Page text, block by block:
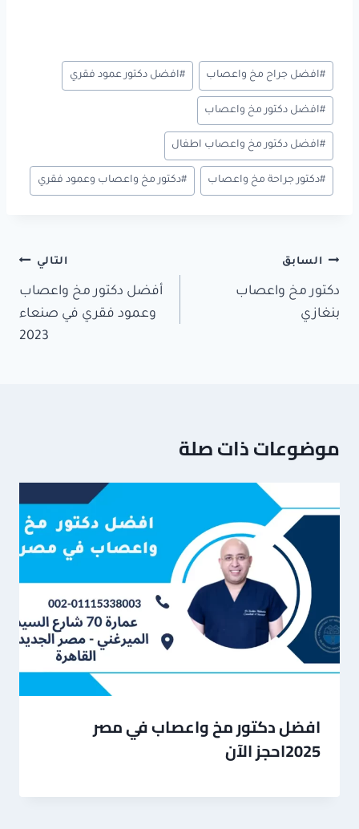
وسوم
المقال:
#افضل جراح مخ واعصاب #افضل دكتور عمود فقري
#افضل دكتور مخ واعصاب
#افضل دكتور مخ واعصاب اطفال
#دكتور جراحة مخ واعصاب #دكتور مخ واعصاب وعمود فقري
تصفّح
المقالات
السابق
دكتور مخ واعصاب
بنغازي
التالي
أفضل دكتور مخ واعصاب
وعمود فقري في صنعاء
2023
موضوعات ذات صلة
افضل دكتور مخ واعصاب في مصر
2025احجز الآن